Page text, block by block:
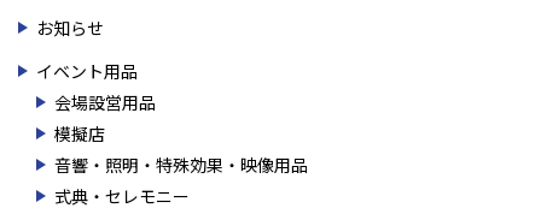
お知らせ
イベント用品
会場設営用品
模擬店
音響・照明・特殊効果・映像用品
式典・セレモニー